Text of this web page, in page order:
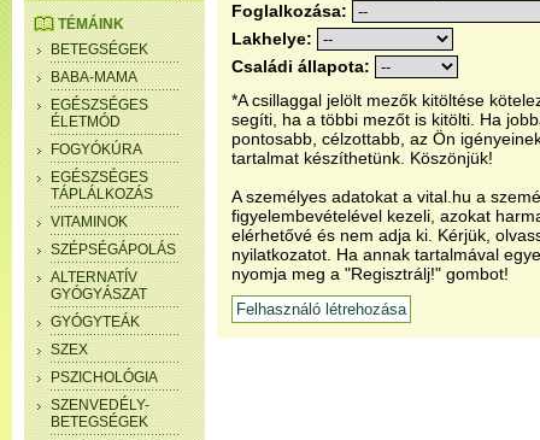
TÉMÁINK
BETEGSÉGEK
BABA-MAMA
EGÉSZSÉGES
ÉLETMÓD
FOGYÓKÚRA
EGÉSZSÉGES
TÁPLÁLKOZÁS
VITAMINOK
SZÉPSÉGÁPOLÁS
ALTERNATÍV
GYÓGYÁSZAT
GYÓGYTEÁK
SZEX
PSZICHOLÓGIA
SZENVEDÉLY-
BETEGSÉGEK
Foglalkozása:
Lakhelye:
Családi állapota:
*A csillaggal jelölt mezők kitöltése
segíti, ha a többi mezőt is kitölti. Ha
pontosabb, célzottabb, az Ön
tartalmat készíthetünk. Köszönjük!
A személyes adatokat a vital.hu a
figyelembevételével kezeli, azokat
elérhetővé és nem adja ki. Kérjük,
nyilatkozatot. Ha annak tartalmával
nyomja meg a "Regisztrálj!" gombot!